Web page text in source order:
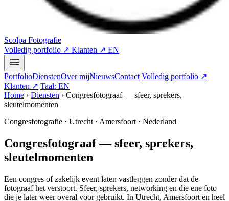
Scolpa Fotografie
Volledig portfolio ↗ Klanten ↗ EN
PortfolioDienstenOver mijNieuwsContact Volledig portfolio ↗
Klanten ↗ Taal: EN
Home › Diensten › Congresfotograaf — sfeer, sprekers,
sleutelmomenten
Congresfotografie · Utrecht · Amersfoort · Nederland
Congresfotograaf — sfeer, sprekers,
sleutelmomenten
Een congres of zakelijk event laten vastleggen zonder dat de
fotograaf het verstoort. Sfeer, sprekers, networking en die ene foto
die je later weer overal voor gebruikt. In Utrecht, Amersfoort en heel